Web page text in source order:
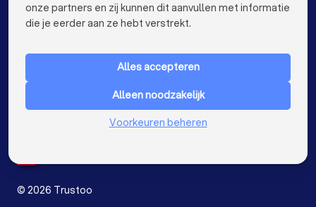
Hoveniers in Den Bosch
Hoveniers in Maastricht
Hoveniers in Zoetermeer
Hoveniers bij jou in de buurt
VOOR PARTICULIEREN keyboard_arrow_down
Nederland
© 2026 Trustoo
onze partners en zij kunnen dit aanvullen met informatie
die je eerder aan ze hebt verstrekt.
Alles accepteren
Alleen noodzakelijk
Voorkeuren beheren